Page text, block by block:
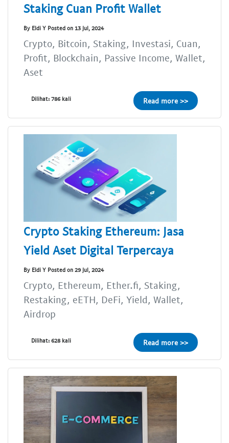
Staking Cuan Profit Wallet
By Eldi Y Posted on 13 Jul, 2024
Crypto, Bitcoin, Staking, Investasi, Cuan,
Profit, Blockchain, Passive Income, Wallet,
Aset
Dilihat: 786 kali Read more >>
Crypto Staking Ethereum: Jasa
Yield Aset Digital Terpercaya
By Eldi Y Posted on 29 Jul, 2024
Crypto, Ethereum, Ether.fi, Staking,
Restaking, eETH, DeFi, Yield, Wallet,
Airdrop
Dilihat: 628 kali Read more >>